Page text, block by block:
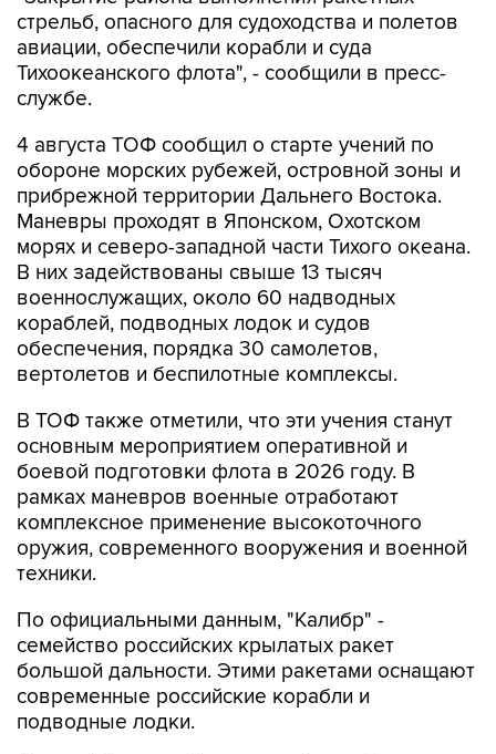
стрельб, опасного для судоходства и полетов
авиации, обеспечили корабли и суда
Тихоокеанского флота", - сообщили в пресс-
службе.
4 августа ТОФ сообщил о старте учений по
обороне морских рубежей, островной зоны и
прибрежной территории Дальнего Востока.
Маневры проходят в Японском, Охотском
морях и северо-западной части Тихого океана.
В них задействованы свыше 13 тысяч
военнослужащих, около 60 надводных
кораблей, подводных лодок и судов
обеспечения, порядка 30 самолетов,
вертолетов и беспилотные комплексы.
В ТОФ также отметили, что эти учения станут
основным мероприятием оперативной и
боевой подготовки флота в 2026 году. В
рамках маневров военные отработают
комплексное применение высокоточного
оружия, современного вооружения и военной
техники.
По официальными данным, "Калибр" -
семейство российских крылатых ракет
большой дальности. Этими ракетами оснащают
современные российские корабли и
подводные лодки.